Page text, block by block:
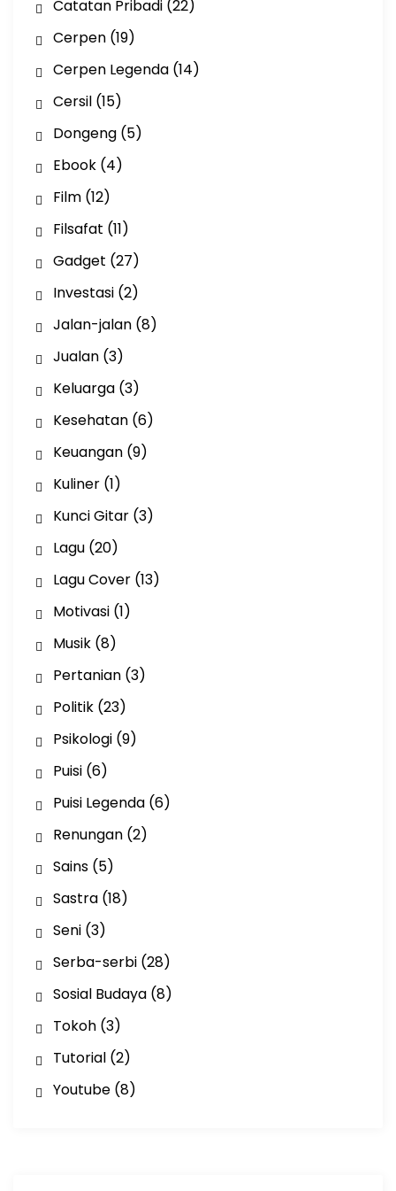
Catatan Pribadi(22)
Cerpen(19)
Cerpen Legenda(14)
Cersil(15)
Dongeng(5)
Ebook(4)
Film(12)
Filsafat (11)
Gadget (27)
Investasi(2)
Jalan-jalan(8)
Jualan(3)
Keluarga(3)
Kesehatan(6)
Keuangan(9)
Kuliner(1)
Kunci Gitar(3)
Lagu(20)
Lagu Cover(13)
Motivasi(1)
Musik(8)
Pertanian(3)
Politik(23)
Psikologi(9)
Puisi(6)
Puisi Legenda(6)
Renungan(2)
Sains(5)
Sastra(18)
Seni(3)
Serba-serbi(28)
Sosial Budaya(8)
Tokoh(3)
Tutorial(2)
Youtube(8)